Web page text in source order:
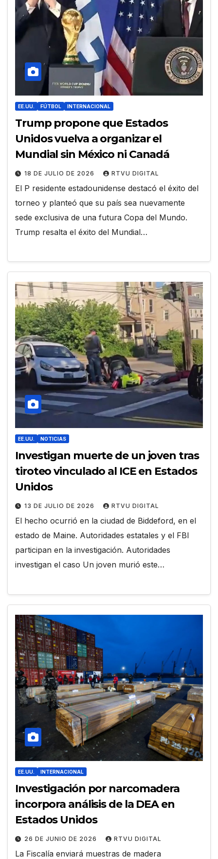
EE.UU. FÚTBOL INTERNACIONAL
Trump propone que Estados
Unidos vuelva a organizar el
Mundial sin México ni Canadá
18 DE JULIO DE 2026 RTVU DIGITAL
El P residente estadounidense destacó el éxito del
torneo y planteó que su país sea nuevamente
sede exclusiva de una futura Copa del Mundo.
Trump resalta el éxito del Mundial…
EE.UU. NOTICIAS
Investigan muerte de un joven tras
tiroteo vinculado al ICE en Estados
Unidos
13 DE JULIO DE 2026 RTVU DIGITAL
El hecho ocurrió en la ciudad de Biddeford, en el
estado de Maine. Autoridades estatales y el FBI
participan en la investigación. Autoridades
investigan el caso Un joven murió este…
EE.UU. INTERNACIONAL
Investigación por narcomadera
incorpora análisis de la DEA en
Estados Unidos
26 DE JUNIO DE 2026 RTVU DIGITAL
La Fiscalía enviará muestras de madera